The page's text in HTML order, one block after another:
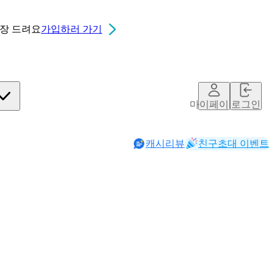
드려요가입하러 가기
마이페이지로그인
캐시리뷰 친구초대 이벤트